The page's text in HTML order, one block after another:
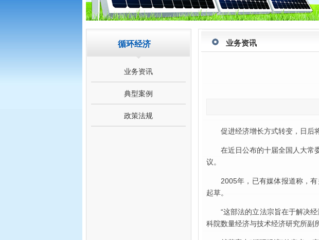
循环经济
业务资讯
典型案例
政策法规
业务资讯
促进经济增长方式转变，日后
在近日公布的十届全国人大常
议。
2005年，已有媒体报道称，
起草。
“这部法的立法宗旨在于解决
科院数量经济与技术经济研究所副